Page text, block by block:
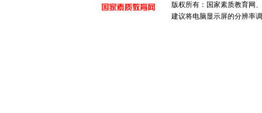
版权所有：国家素质教育网
建议将电脑显示屏的分辨率